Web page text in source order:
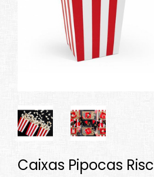
Caixas Pipocas